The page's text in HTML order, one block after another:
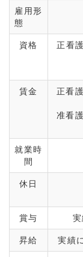
雇用形
態
資格
正看
賃金
正看
准看
就業時
間
休日
賞与
昇給 実績